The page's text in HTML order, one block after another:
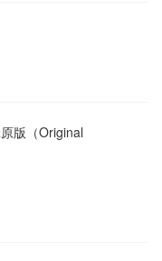
版（Original